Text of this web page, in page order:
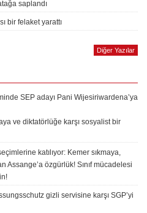
saplandı
bir felaket yarattı
Diğer Yazılar
SEP adayı Pani Wijesiriwardena’ya
ve diktatörlüğe karşı sosyalist bir
katılıyor: Kemer sıkmaya,
Assange’a özgürlük! Sınıf mücadelesi
gizli servisine karşı SGP’yi